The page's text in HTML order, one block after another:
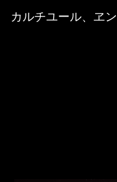
Media Viewer